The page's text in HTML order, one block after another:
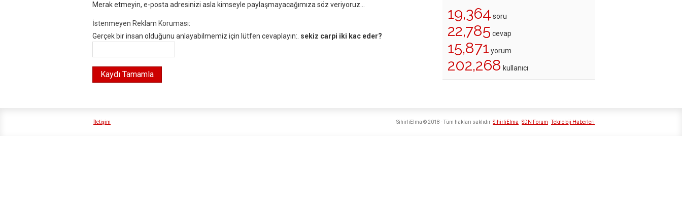
Merak etmeyin, e-posta adresinizi asla kimseyle paylaşmayacağımıza söz veriyoruz...
İstenmeyen Reklam Koruması:
Gerçek bir insan olduğunu anlayabilmemiz için lütfen cevaplayın:. sekiz carpi iki kac eder?
19,364 soru
22,785 cevap
15,871 yorum
202,268 kullanıcı
İletişim SihirliElma SDN Forum Teknoloji Haberleri
SihirliElma © 2018 - Tüm hakları saklıdır